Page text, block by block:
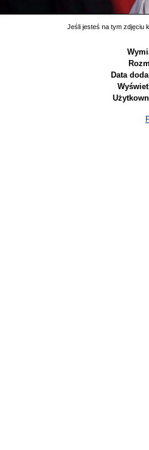
Jeśli jesteś na tym zdjęciu
Data